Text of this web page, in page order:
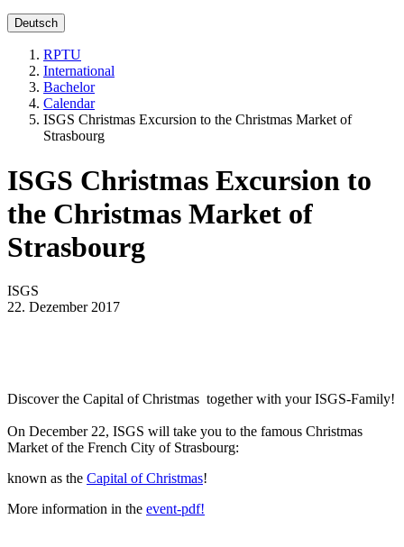
Deutsch
RPTU
International
Bachelor
Calendar
ISGS Christmas Excursion to the Christmas Market of
Strasbourg
ISGS Christmas Excursion to
the Christmas Market of
Strasbourg
ISGS
22. Dezember 2017
Discover the Capital of Christmas together with your ISGS-Family!
On December 22, ISGS will take you to the famous Christmas
Market of the French City of Strasbourg:
known as the Capital of Christmas!
More information in the event-pdf!